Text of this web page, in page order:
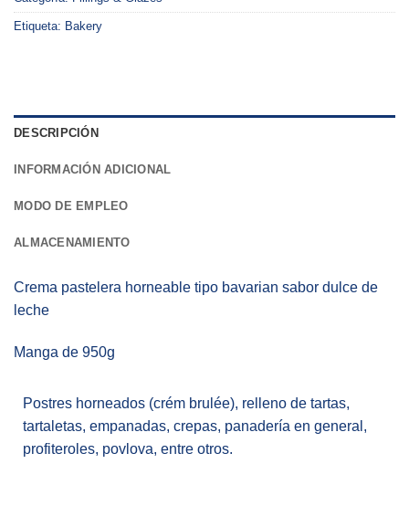
Etiqueta: Bakery
DESCRIPCIÓN
INFORMACIÓN ADICIONAL
MODO DE EMPLEO
ALMACENAMIENTO
Crema pastelera horneable tipo bavarian sabor dulce de
leche
Manga de 950g
Postres horneados (crém brulée), relleno de tartas,
tartaletas, empanadas, crepas, panadería en general,
profiteroles, povlova, entre otros.